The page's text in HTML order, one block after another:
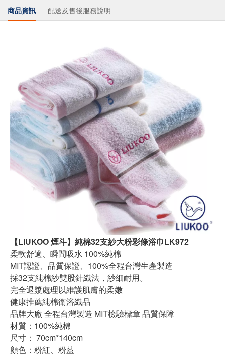
商品資訊 配送及售後服務說明
【LIUKOO 煙斗】純棉32支紗大粉彩條浴巾LK972
柔軟舒適、瞬間吸水 100%純棉
MIT認證、品質保證、100%全程台灣生產製造
採32支純棉紗雙股針織法，紗細耐用。
完全退漿處理以維護肌膚的柔嫩
健康推薦純棉衛浴織品
品牌大廠 全程台灣製造 MIT檢驗標章 品質保障
材質：100%純棉
尺寸： 70cm*140cm
顏色：粉紅、粉藍